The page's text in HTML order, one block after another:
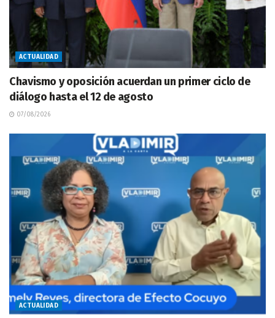
ACTUALIDAD
Chavismo y oposición acuerdan un primer ciclo de
diálogo hasta el 12 de agosto
07/08/2026
ACTUALIDAD